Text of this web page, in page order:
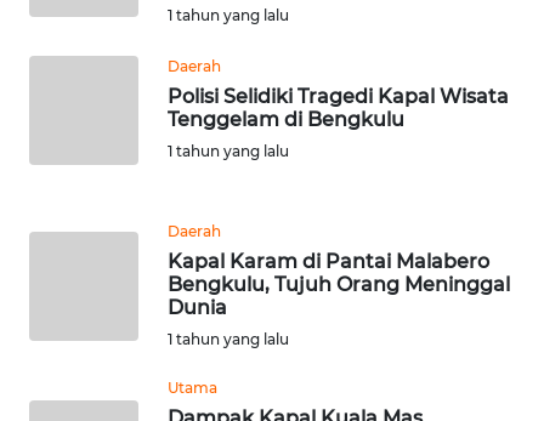
1 tahun yang lalu
Daerah
Polisi Selidiki Tragedi Kapal Wisata
Tenggelam di Bengkulu
1 tahun yang lalu
Daerah
Kapal Karam di Pantai Malabero
Bengkulu, Tujuh Orang Meninggal
Dunia
1 tahun yang lalu
Utama
REDAKSI